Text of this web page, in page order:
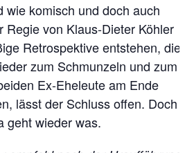
wie komisch und doch auch
Regie von Klaus-Dieter Köhler
Retrospektive entstehen, die
zum Schmunzeln und zum
Ex-Eheleute am Ende
lässt der Schluss offen. Doch
geht wieder was.